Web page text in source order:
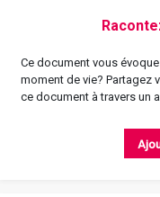
Ce document vous
moment de vie? Partagez
ce document à travers un